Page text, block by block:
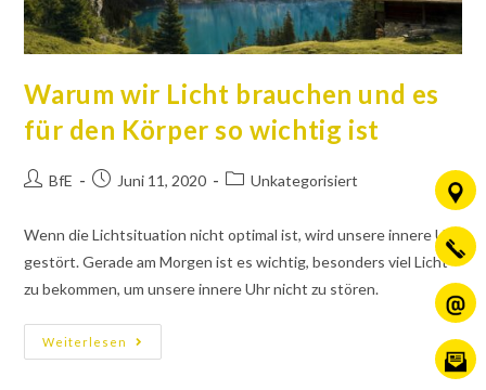
Warum wir Licht brauchen und es
für den Körper so wichtig ist
BfE Juni 11, 2020 Unkategorisiert
Wenn die Lichtsituation nicht optimal ist, wird unsere innere Uhr
gestört. Gerade am Morgen ist es wichtig, besonders viel Licht
zu bekommen, um unsere innere Uhr nicht zu stören.
Weiterlesen